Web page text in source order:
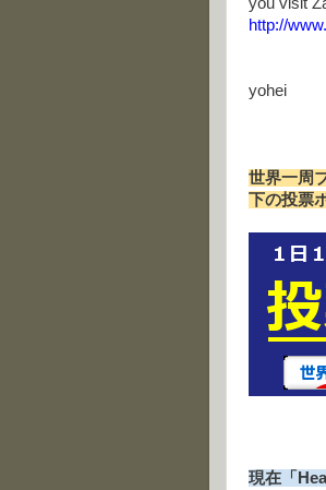
http://
yohei
世界一周
下の投票
現在「